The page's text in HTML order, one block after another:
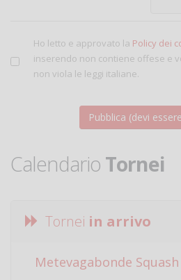
Ho letto e approvato la Policy dei
inserendo non contiene offese e
non viola le leggi italiane.
Calendario Tornei
Tornei in arrivo
Metevagabonde